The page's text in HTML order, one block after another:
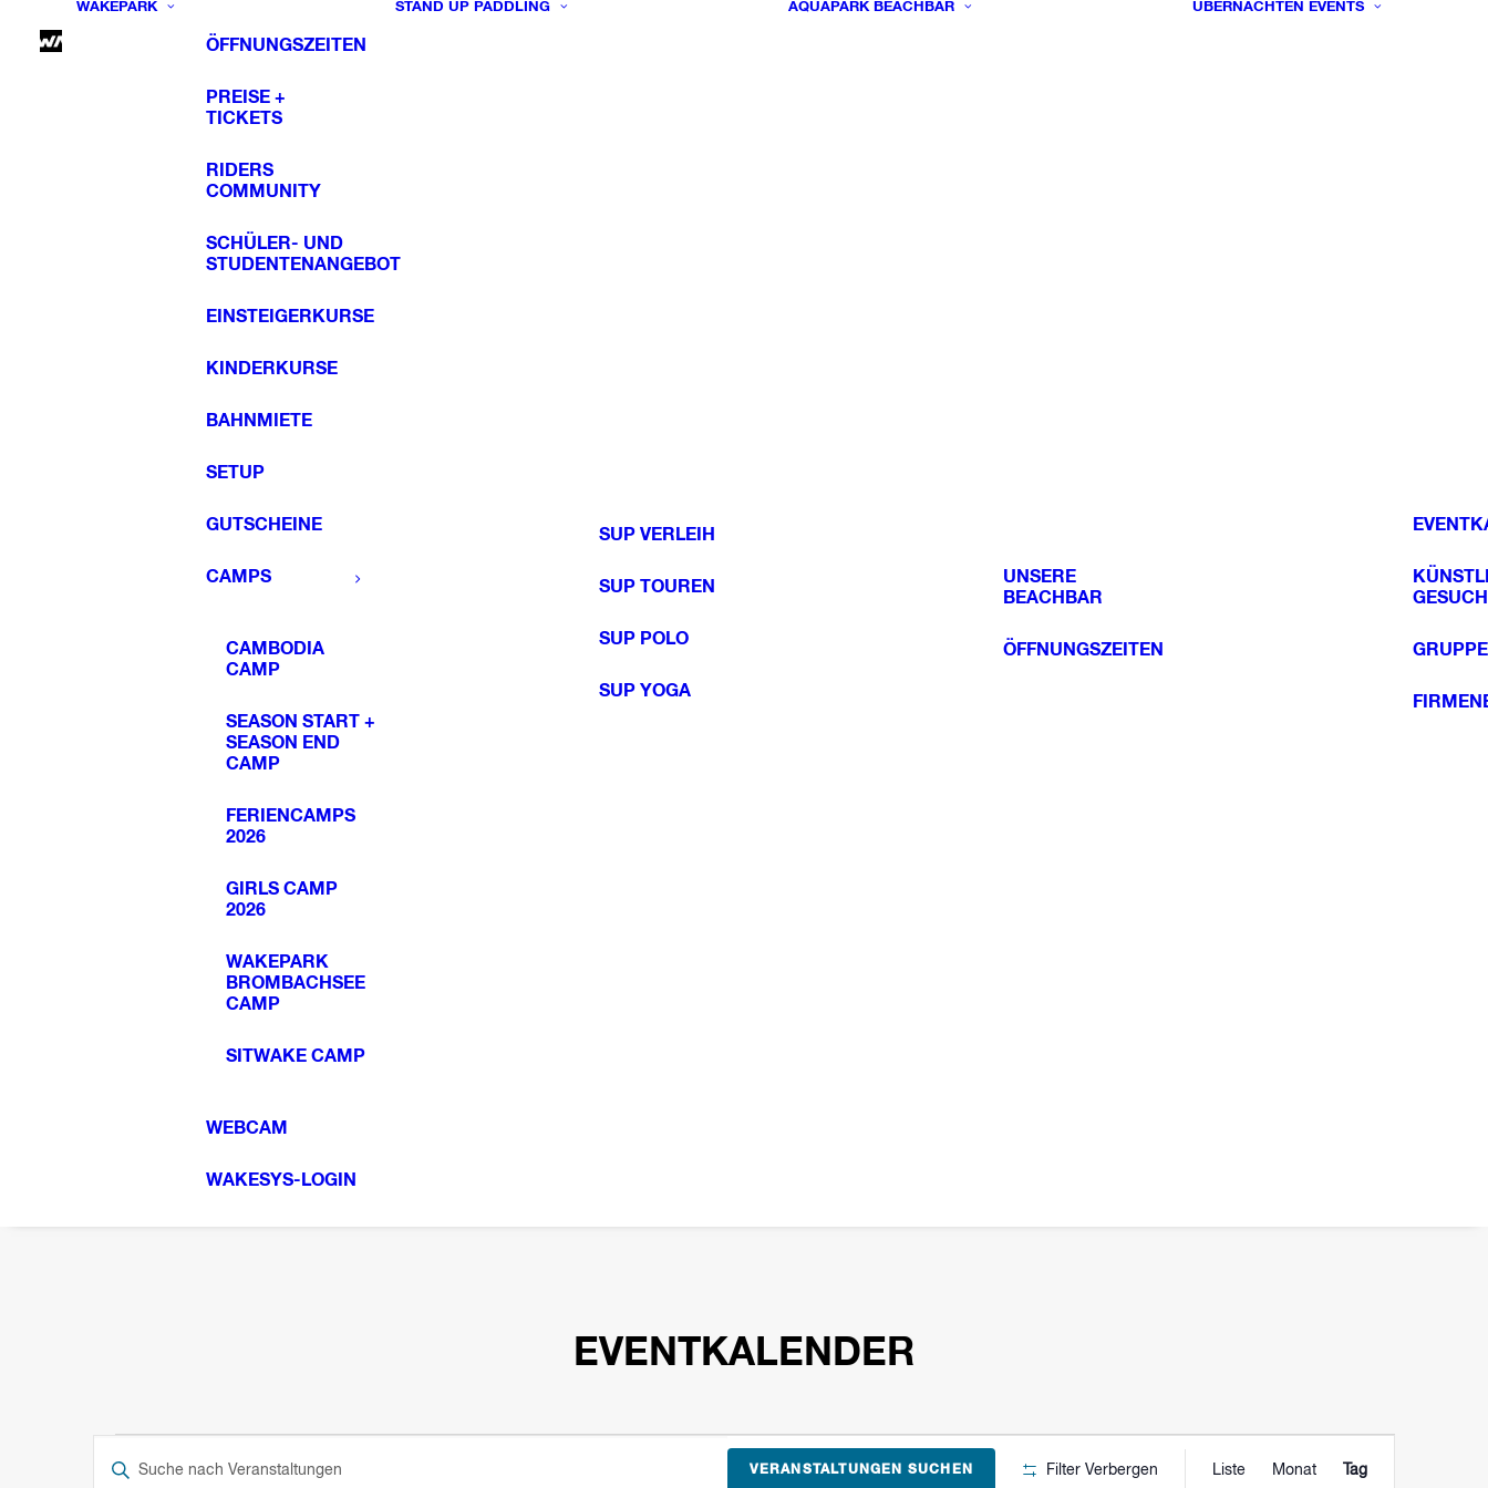
WAKEPARK
ÖFFNUNGSZEITEN
PREISE +
TICKETS
RIDERS
COMMUNITY
SCHÜLER- UND
STUDENTENANGEBOT
EINSTEIGERKURSE
KINDERKURSE
BAHNMIETE
SETUP
GUTSCHEINE
CAMPS
CAMBODIA
CAMP
SEASON START +
SEASON END
CAMP
FERIENCAMPS
2026
GIRLS CAMP
2026
WAKEPARK
BROMBACHSEE
CAMP
SITWAKE CAMP
WEBCAM
WAKESYS-LOGIN
STAND UP PADDLING
SUP VERLEIH
SUP TOUREN
SUP POLO
SUP YOGA
AQUAPARK BEACHBAR
UNSERE
BEACHBAR
ÖFFNUNGSZEITEN
ÜBERNACHTEN EVENTS
EVENTKALENDER
VERANSTALTUNGEN
VERANSTALTUNGEN
Bitte
VERANSTALTUNGEN SUCHEN Filter Verbergen
ANSICHTEN-
Liste Monat Tag